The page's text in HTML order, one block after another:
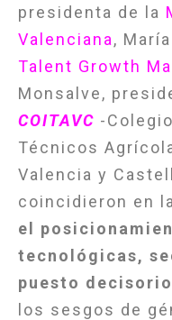
presidenta de la
Valenciana,
Talent Growth
Monsalve,
COITAVC -
Técnicos
Valencia y
coincidieron en la
el
tecnológicas,
puesto
los sesgos de